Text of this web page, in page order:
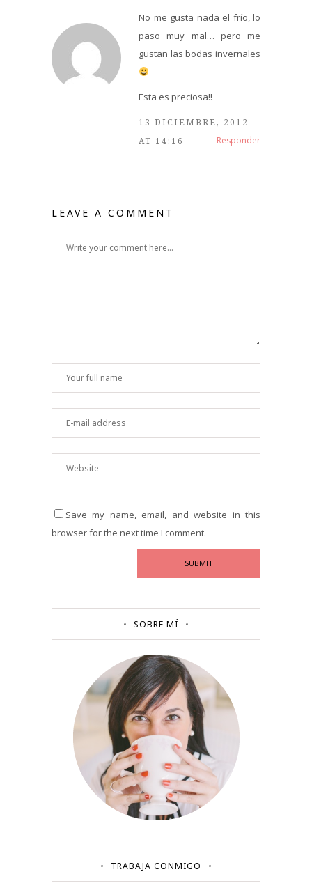
No me gusta nada el frío, lo
paso muy mal… pero me
gustan las bodas invernales
Esta es preciosa!!
13 DICIEMBRE, 2012
AT 14:16
Responder
LEAVE A COMMENT
Save my name, email, and website in this
browser for the next time I comment.
SOBRE MÍ
TRABAJA CONMIGO